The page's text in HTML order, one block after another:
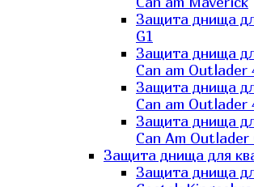
Защита днища
G1
Защита днища
Can am Outlader
Защита днища
Can am Outlader
Защита днища
Can Аm Outlader
Защита днища для
Защита днища